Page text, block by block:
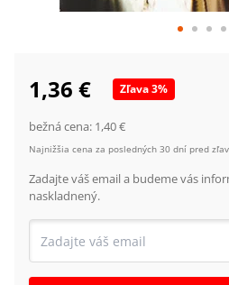
1,36 € Zľava3%
bežná cena: 1,40 €
Najnižšia cena za posledných 30 dní pred
Zadajte váš email a budeme vás
naskladnený.